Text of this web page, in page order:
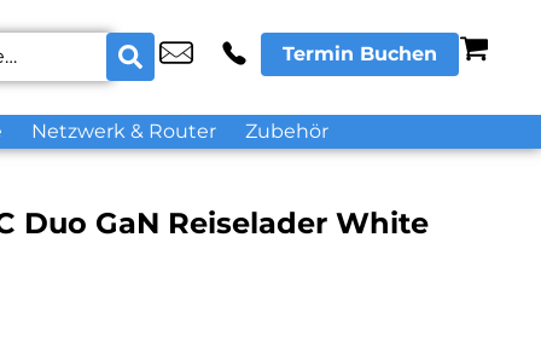
Termin Buchen
Netzwerk & Router Zubehör
Duo GaN Reiselader White